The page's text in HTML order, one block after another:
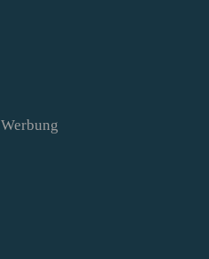
Werbung